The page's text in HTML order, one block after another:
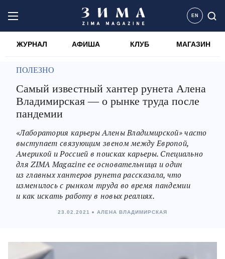
EN
ЖУРНАЛ АФИША КЛУБ МАГАЗИН
ПОЛЕЗНО
Самый известный хантер рунета Алена
Владимирская — о рынке труда после
пандемии
«Лаборатория карьеры Алены Владимирской» часто
выступает связующим звеном между Европой,
Америкой и Россией в поисках карьеры. Специально
для ZIMA Magazine ее основательница и один
из главных хантеров рунета рассказала, что
изменилось с рынком труда во время пандемии
и как искать работу в новых реалиях.
23.02.2021 АЛЕНА ВЛАДИМИРСКАЯ